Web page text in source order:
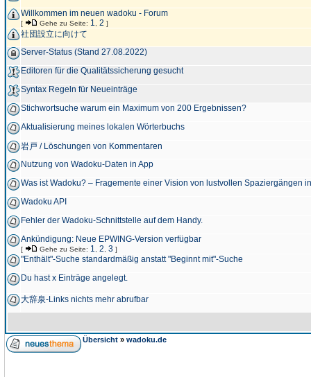
Willkommen im neuen wadoku - Forum
[ Gehe zu Seite: 1 2 ]
社団設立に向けて
Server-Status (Stand 27.08.2022)
Editoren für die Qualitätssicherung gesucht
Syntax Regeln für Neueinträge
Stichwortsuche warum ein Maximum von 200 Ergebnissen?
Aktualisierung meines lokalen Wörterbuchs
岩戸 / Löschungen von Kommentaren
Nutzung von Wadoku-Daten in App
Was ist Wadoku? – Fragemente einer Vision von lustvollen Spaziergängen
Wadoku API
Fehler der Wadoku-Schnittstelle auf dem Handy.
Ankündigung: Neue EPWING-Version verfügbar
[ Gehe zu Seite: 1 2 3 ]
"Enthält"-Suche standardmäßig anstatt "Beginnt mit"-Suche
Du hast x Einträge angelegt.
大辞泉-Links nichts mehr abrufbar
Übersicht » wadoku.de